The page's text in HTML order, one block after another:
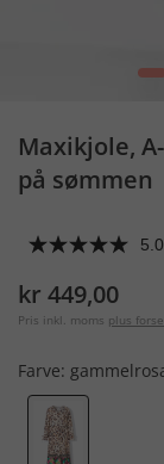
1
Maxikjole,
på sømmen
5.0
kr 449,00
Pris inkl. moms plus
Farve: